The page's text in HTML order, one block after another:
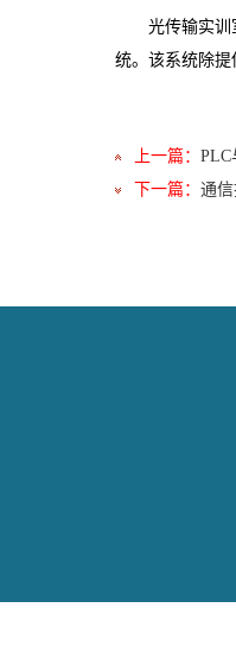
光传输实训室
统。该系统除提
上一篇： PLC
下一篇： 通